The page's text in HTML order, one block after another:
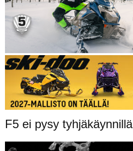
F5 ei pysy tyhjäkäynnillä